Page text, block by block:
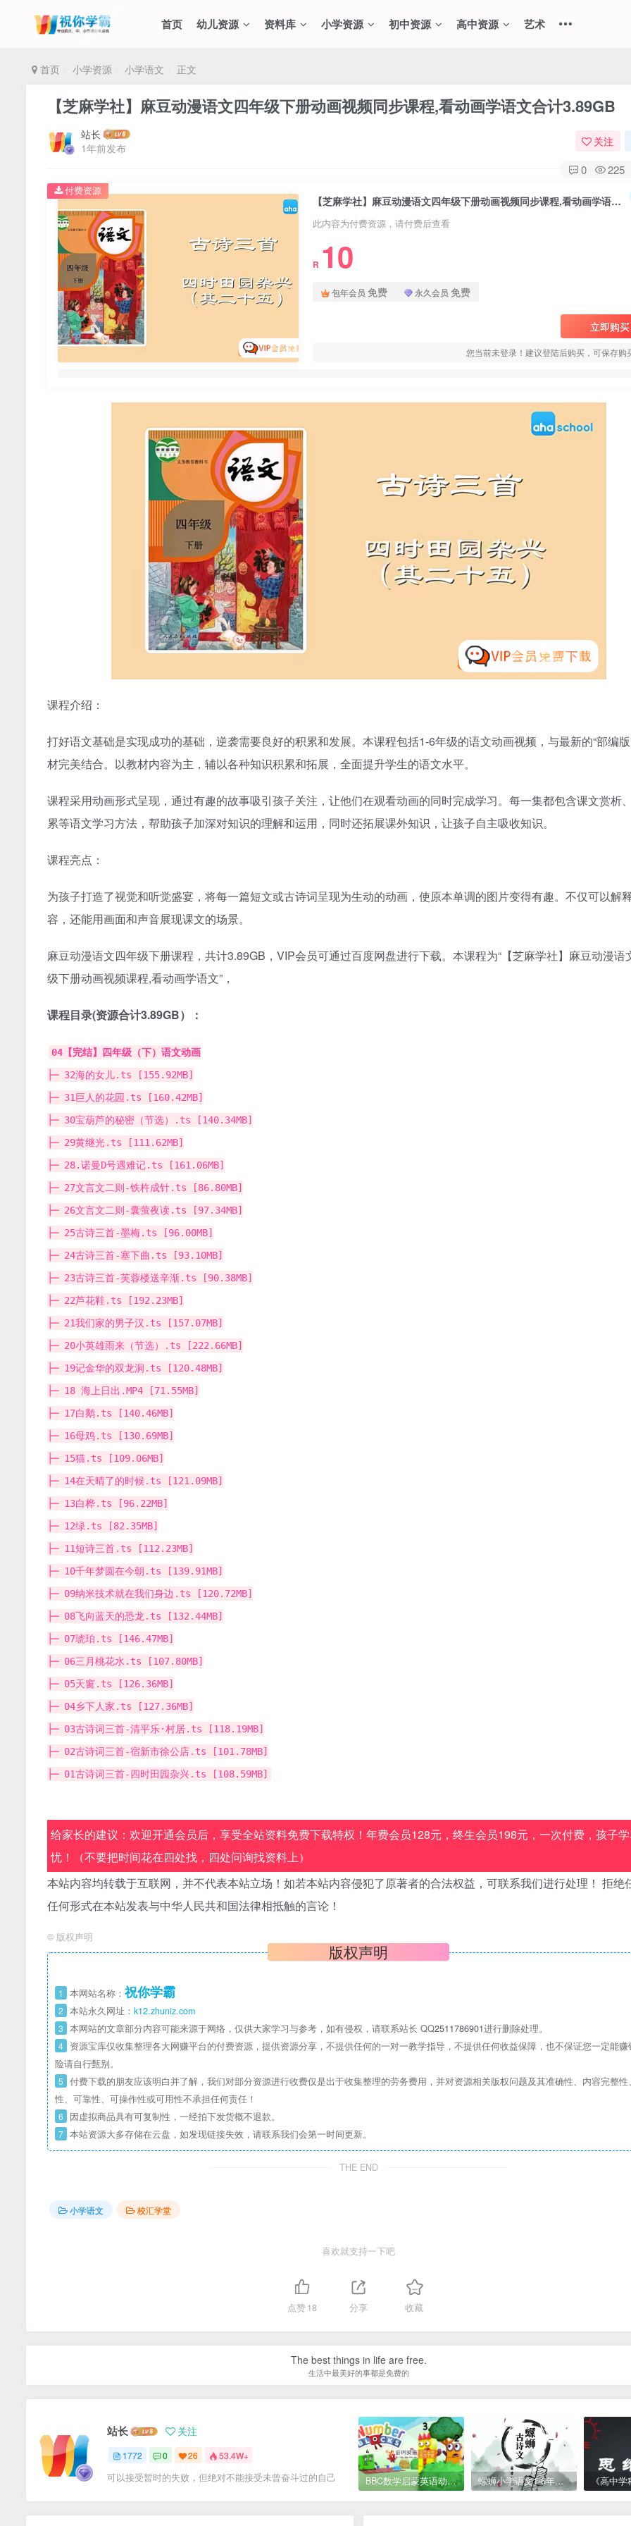
首页 幼儿资源 资料库 小学资源 初中资源 高中资源 艺术
首页 小学资源 小学语文 正文
【芝麻学社】麻豆动漫语文四年级下册动画视频同步课程,看动画学语文合计3.89GB
站长
1年前发布
关注
0 225
【芝麻学社】麻豆动漫语文四年级下册动画视频同步课程,看动画学语文合计3.89GB
此内容为付费资源，请付费后查看
R 10
包年会员 免费 永久会员 免费
立即购买
您当前未登录！建议登陆后购买，可保存购
付费资源
课程介绍：
打好语文基础是实现成功的基础，逆袭需要良好的积累和发展。本课程包括1-6年级的语文动画视频，与最新的“部编版
材完美结合。以教材内容为主，辅以各种知识积累和拓展，全面提升学生的语文水平。
课程采用动画形式呈现，通过有趣的故事吸引孩子关注，让他们在观看动画的同时完成学习。每一集都包含课文赏析
累等语文学习方法，帮助孩子加深对知识的理解和运用，同时还拓展课外知识，让孩子自主吸收知识。
课程亮点：
为孩子打造了视觉和听觉盛宴，将每一篇短文或古诗词呈现为生动的动画，使原本单调的图片变得有趣。不仅可以解
容，还能用画面和声音展现课文的场景。
麻豆动漫语文四年级下册课程，共计3.89GB，VIP会员可通过百度网盘进行下载。本课程为“【芝麻学社】麻豆动漫语
级下册动画视频课程,看动画学语文”，
课程目录(资源合计3.89GB）：
04【完结】四年级（下）语文动画
├─ 32海的女儿.ts [155.92MB]
├─ 31巨人的花园.ts [160.42MB]
├─ 30宝葫芦的秘密（节选）.ts [140.34MB]
├─ 29黄继光.ts [111.62MB]
├─ 28.诺曼D号遇难记.ts [161.06MB]
├─ 27文言文二则-铁杵成针.ts [86.80MB]
├─ 26文言文二则-囊萤夜读.ts [97.34MB]
├─ 25古诗三首-墨梅.ts [96.00MB]
├─ 24古诗三首-塞下曲.ts [93.10MB]
├─ 23古诗三首-芙蓉楼送辛渐.ts [90.38MB]
├─ 22芦花鞋.ts [192.23MB]
├─ 21我们家的男子汉.ts [157.07MB]
├─ 20小英雄雨来（节选）.ts [222.66MB]
├─ 19记金华的双龙洞.ts [120.48MB]
├─ 18 海上日出.MP4 [71.55MB]
├─ 17白鹅.ts [140.46MB]
├─ 16母鸡.ts [130.69MB]
├─ 15猫.ts [109.06MB]
├─ 14在天晴了的时候.ts [121.09MB]
├─ 13白桦.ts [96.22MB]
├─ 12绿.ts [82.35MB]
├─ 11短诗三首.ts [112.23MB]
├─ 10千年梦圆在今朝.ts [139.91MB]
├─ 09纳米技术就在我们身边.ts [120.72MB]
├─ 08飞向蓝天的恐龙.ts [132.44MB]
├─ 07琥珀.ts [146.47MB]
├─ 06三月桃花水.ts [107.80MB]
├─ 05天窗.ts [126.36MB]
├─ 04乡下人家.ts [127.36MB]
├─ 03古诗词三首-清平乐·村居.ts [118.19MB]
├─ 02古诗词三首-宿新市徐公店.ts [101.78MB]
├─ 01古诗词三首-四时田园杂兴.ts [108.59MB]
给家长的建议：欢迎开通会员后，享受全站资料免费下载特权！年费会员128元，终生会员198元，一次付费，孩子
忧！（不要把时间花在四处找，四处问询找资料上）
本站内容均转载于互联网，并不代表本站立场！如若本站内容侵犯了原著者的合法权益，可联系我们进行处理！ 拒绝
任何形式在本站发表与中华人民共和国法律相抵触的言论！
© 版权声明
版权声明
1 本网站名称： 祝你学霸
2 本站永久网址： k12.zhuniz.com
3 本网站的文章部分内容可能来源于网络，仅供大家学习与参考，如有侵权，请联系站长 QQ2511786901进行删除处理。
4 资源宝库仅收集整理各大网赚平台的付费资源，提供资源分享，不提供任何的一对一教学指导，不提供任何收益保障，也不保证您一定能赚
险请自行甄别。
5 付费下载的朋友应该明白并了解，我们对部分资源进行收费仅是出于收集整理的劳务费用，并对资源相关版权问题及其准确性、内容完整性
性、可靠性、可操作性或可用性不承担任何责任！
6 因虚拟商品具有可复制性，一经拍下发货概不退款。
7 本站资源大多存储在云盘，如发现链接失效，请联系我们会第一时间更新。
THE END
小学语文 校汇学堂
喜欢就支持一下吧
点赞18 分享 收藏
The best things in life are free.
生活中最美好的事都是免费的
站长 关注
1772 0 26 53.4W+
可以接受暂时的失败，但绝对不能接受未曾奋斗过的自己 BBC数学启蒙英语动画Numberblocks数字积木，全七季共161集，1080P高清视频带英文字幕 螺蛳小学语文1-6年级《小学古诗文》课程视频